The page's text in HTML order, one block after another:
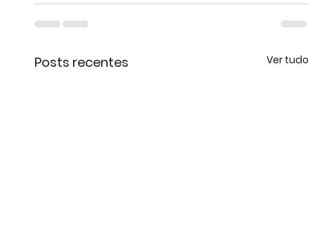
Posts recentes Ver tudo